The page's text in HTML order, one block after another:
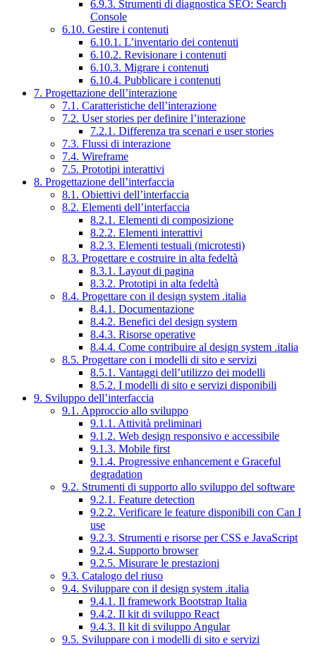
6.9.3. Strumenti di diagnostica SEO: Search
Console
6.10. Gestire i contenuti
6.10.1. L’inventario dei contenuti
6.10.2. Revisionare i contenuti
6.10.3. Migrare i contenuti
6.10.4. Pubblicare i contenuti
7. Progettazione dell’interazione
7.1. Caratteristiche dell’interazione
7.2. User stories per definire l’interazione
7.2.1. Differenza tra scenari e user stories
7.3. Flussi di interazione
7.4. Wireframe
7.5. Prototipi interattivi
8. Progettazione dell’interfaccia
8.1. Obiettivi dell’interfaccia
8.2. Elementi dell’interfaccia
8.2.1. Elementi di composizione
8.2.2. Elementi interattivi
8.2.3. Elementi testuali (microtesti)
8.3. Progettare e costruire in alta fedeltà
8.3.1. Layout di pagina
8.3.2. Prototipi in alta fedeltà
8.4. Progettare con il design system .italia
8.4.1. Documentazione
8.4.2. Benefici del design system
8.4.3. Risorse operative
8.4.4. Come contribuire al design system .italia
8.5. Progettare con i modelli di sito e servizi
8.5.1. Vantaggi dell’utilizzo dei modelli
8.5.2. I modelli di sito e servizi disponibili
9. Sviluppo dell’interfaccia
9.1. Approccio allo sviluppo
9.1.1. Attività preliminari
9.1.2. Web design responsivo e accessibile
9.1.3. Mobile first
9.1.4. Progressive enhancement e Graceful
degradation
9.2. Strumenti di supporto allo sviluppo del software
9.2.1. Feature detection
9.2.2. Verificare le feature disponibili con Can I
use
9.2.3. Strumenti e risorse per CSS e JavaScript
9.2.4. Supporto browser
9.2.5. Misurare le prestazioni
9.3. Catalogo del riuso
9.4. Sviluppare con il design system .italia
9.4.1. Il framework Bootstrap Italia
9.4.2. Il kit di sviluppo React
9.4.3. Il kit di sviluppo Angular
9.5. Sviluppare con i modelli di sito e servizi